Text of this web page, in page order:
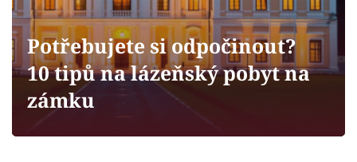
Sledujte prima+
Filmový festival Karlovy Vary
Potřebujete si odpočinout?
10 tipů na lázeňský pobyt na
zámku